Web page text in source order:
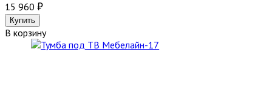
15 960
В корзину